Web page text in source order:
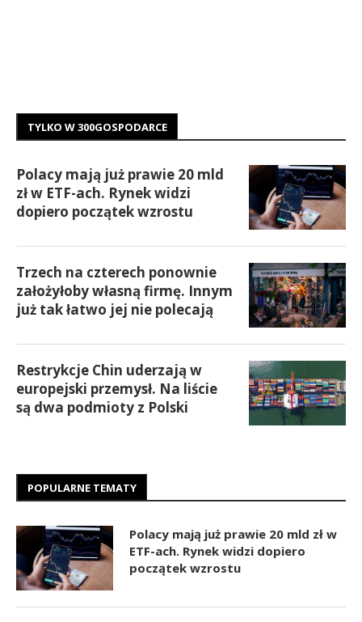
TYLKO W 300GOSPODARCE
Polacy mają już prawie 20 mld
zł w ETF-ach. Rynek widzi
dopiero początek wzrostu
Trzech na czterech ponownie
założyłoby własną firmę. Innym
już tak łatwo jej nie polecają
Restrykcje Chin uderzają w
europejski przemysł. Na liście
są dwa podmioty z Polski
POPULARNE TEMATY
Polacy mają już prawie 20 mld zł w
ETF-ach. Rynek widzi dopiero
początek wzrostu